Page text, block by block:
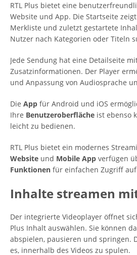
RTL Plus bietet eine
Website und App. Die Startseite
Merkliste und zuletzt gestartete
Nutzer nach Kategorien oder Titeln
Jede Sendung hat eine Detailseite
Zusatzinformationen. Der Player
und Anpassung von Audiosprache
Die App für Android und iOS
Ihre Benutzeroberfläche ist ebenso
leicht zu bedienen.
RTL Plus bietet ein modernes
Website und Mobile App verfügen
Funktionen für einfachen Zugriff
Inhalte streamen
Der integrierte Videoplayer öffnet
Plus Inhalt auswählen. Sie können
abspielen, pausieren und springen.
es, innerhalb des Videos zu spulen.